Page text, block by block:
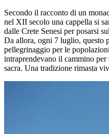
Secondo il racconto di un
nel XII secolo una cappella si
dalle Crete Senesi per posarsi
Da allora, ogni 7 luglio, questo
pellegrinaggio per le
intraprendevano il cammino
sacra. Una tradizione rimasta